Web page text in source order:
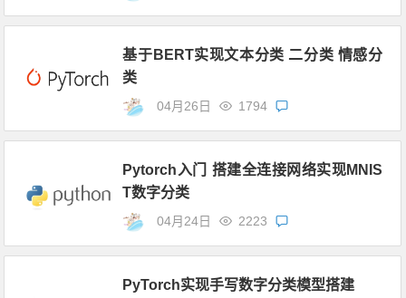
基于BERT实现文本分类 二分类 情感分
类
04月26日 1794
Pytorch入门 搭建全连接网络实现MNIS
T数字分类
04月24日 2223
PyTorch实现手写数字分类模型搭建